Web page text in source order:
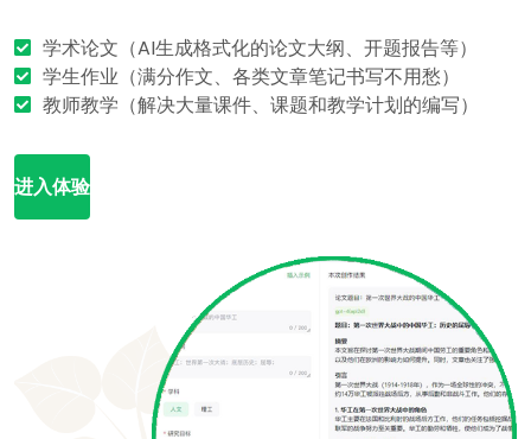
学术论文（AI生成格式化的论文大纲、开题报告等）
学生作业（满分作文、各类文章笔记书写不用愁）
教师教学（解决大量课件、课题和教学计划的编写）
进入体验